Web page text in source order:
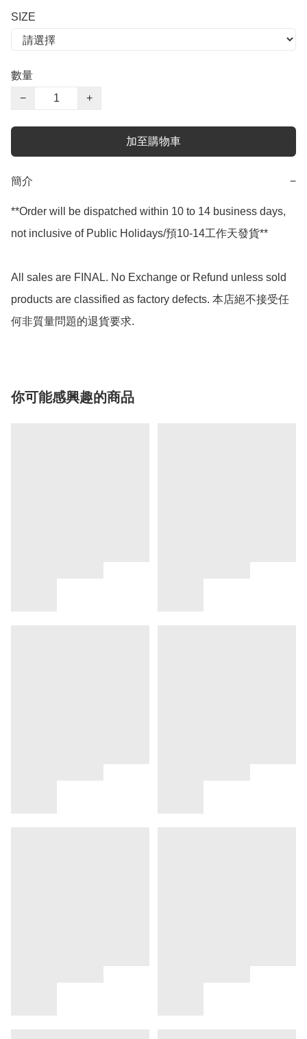
SIZE
數量
−
+
加至購物車
簡介 −
**Order will be dispatched within 10 to 14 business days,
not inclusive of Public Holidays/預10-14工作天發貨**
All sales are FINAL. No Exchange or Refund unless sold
products are classified as factory defects. 本店絕不接受任
你可能感興趣的商品